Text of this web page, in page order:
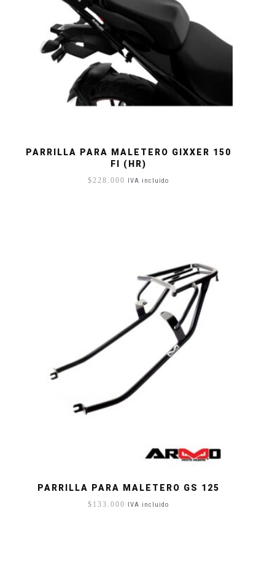
PARRILLA PARA MALETERO GIXXER 150
FI (HR)
$228.000 IVA incluido
PARRILLA PARA MALETERO GS 125
$ 133.000 IVA incluido